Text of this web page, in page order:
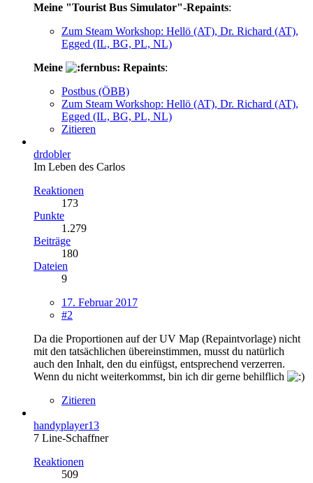
Meine "Tourist Bus Simulator"-Repaints:
Zum Steam Workshop: Hellö (AT), Dr. Richard (AT),
Egged (IL, BG, PL, NL)
Meine
Repaints:
Postbus (ÖBB)
Zum Steam Workshop: Hellö (AT), Dr. Richard (AT),
Egged (IL, BG, PL, NL)
Zitieren
drdobler
Im Leben des Carlos
Reaktionen
173
Punkte
1.279
Beiträge
180
Dateien
9
17. Februar 2017
#2
Da die Proportionen auf der UV Map (Repaintvorlage) nicht
mit den tatsächlichen übereinstimmen, musst du natürlich
auch den Inhalt, den du einfügst, entsprechend verzerren.
Wenn du nicht weiterkommst, bin ich dir gerne behilflich
Zitieren
handyplayer13
7 Line-Schaffner
Reaktionen
509